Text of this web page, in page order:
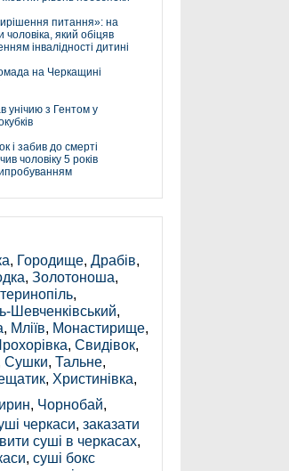
питання»: на
який обіцяв
інвалідності дитині
на Черкащині
унічию з Гентом у
і забив до смерті
чоловіку 5 років
, Городище, Драбів,
, Золотоноша,
,
Шевченківський,
, Мліїв, Монастирище,
, Свидівок,
Сушки, Тальне,
, Христинівка,
, Чорнобай,
черкаси, заказати
суші в черкасах,
, суші бокс